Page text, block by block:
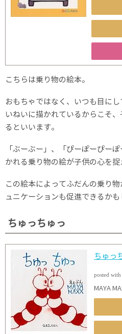
こちらは乗り物の絵本。
おもちゃではなく、いつも目に
いねいに描かれているからこそ
るといいます。
「ぶーぶー」、「ぴーぽーぴー
かれる乗り物の絵が子供の心を捉
この絵本によってふだんの乗り
ュニケーションも促進できるかも
ちゅっちゅっ
ちゅっ
posted with
MAYA